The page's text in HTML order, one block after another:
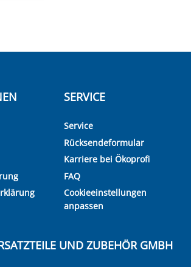
SERVICE
Service
Rücksendeformular
Karriere bei Ökoprofi
FAQ
Cookieeinstellungen
anpassen
UND ZUBEHÖR GMBH